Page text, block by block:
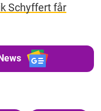
Schyffert får